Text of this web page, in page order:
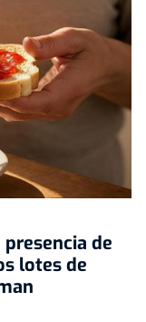
de
lotes de